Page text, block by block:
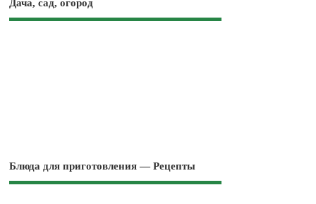
Дача, сад, огород
Блюда для приготовления — Рецепты